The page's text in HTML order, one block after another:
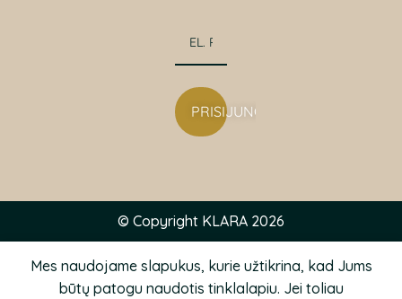
PRISIJUNGTI
© Copyright KLARA 2026
Mes naudojame slapukus, kurie užtikrina, kad Jums
būtų patogu naudotis tinklalapiu. Jei toliau